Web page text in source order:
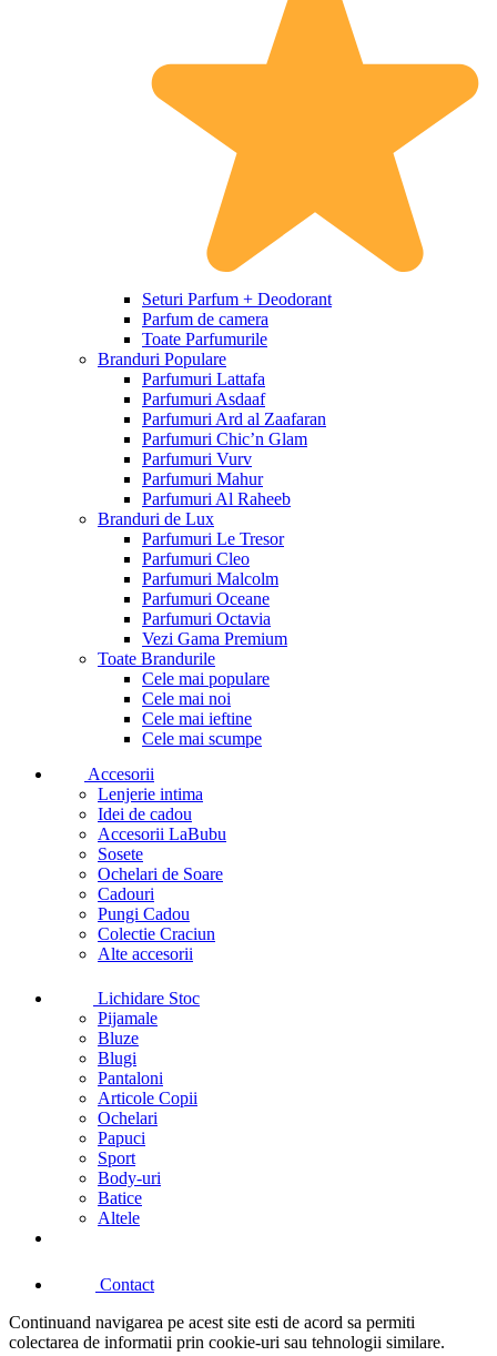
Seturi Parfum + Deodorant
Parfum de camera
Toate Parfumurile
Branduri Populare
Parfumuri Lattafa
Parfumuri Asdaaf
Parfumuri Ard al Zaafaran
Parfumuri Chic’n Glam
Parfumuri Vurv
Parfumuri Mahur
Parfumuri Al Raheeb
Branduri de Lux
Parfumuri Le Tresor
Parfumuri Cleo
Parfumuri Malcolm
Parfumuri Oceane
Parfumuri Octavia
Vezi Gama Premium
Toate Brandurile
Cele mai populare
Cele mai noi
Cele mai ieftine
Cele mai scumpe
Accesorii
Lenjerie intima
Idei de cadou
Accesorii LaBubu
Sosete
Ochelari de Soare
Cadouri
Pungi Cadou
Colectie Craciun
Alte accesorii
Lichidare Stoc
Pijamale
Bluze
Blugi
Pantaloni
Articole Copii
Ochelari
Papuci
Sport
Body-uri
Batice
Altele
Contact
Continuand navigarea pe acest site esti de acord sa permiti
colectarea de informatii prin cookie-uri sau tehnologii similare.